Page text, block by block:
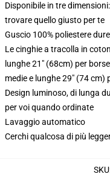
Disponibile in tre
trovare quello giusto per te
Guscio 100% poliestere
Le cinghie a tracolla in
lunghe 21" (68cm) per
medie e lunghe 29" (74 cm)
Design luminoso, di lunga
per voi quando ordinate
Lavaggio automatico
Cerchi qualcosa di più
SKU